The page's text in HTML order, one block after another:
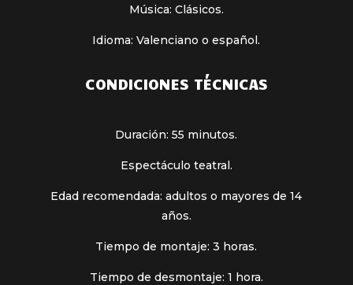
Música: Clásicos.
Idioma: Valenciano o español.
CONDICIONES TÉCNICAS
Duración: 55 minutos.
Espectáculo teatral.
Edad recomendada: adultos o mayores de 14
años.
Tiempo de montaje: 3 horas.
Tiempo de desmontaje: 1 hora.